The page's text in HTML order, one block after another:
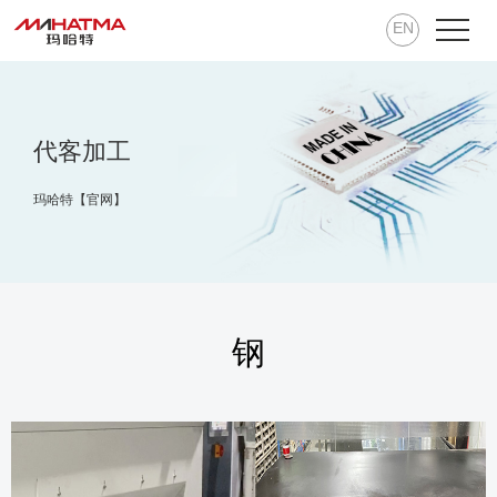
EN
代客加工
玛哈特【官网】
钢